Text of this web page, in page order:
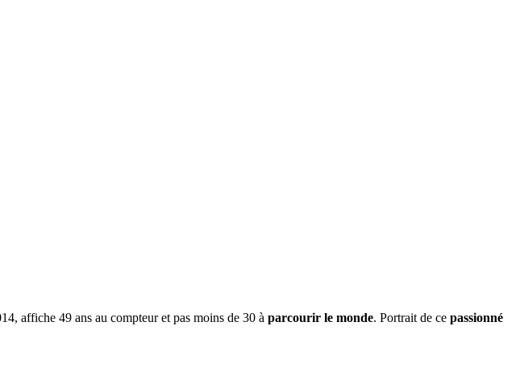
affiche 49 ans au compteur et pas moins de 30 à parcourir le monde. Portrait de ce passionné